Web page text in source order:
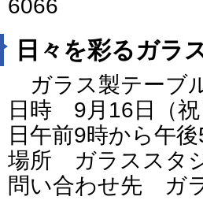
6066
日々を彩るガラ
ガラス製テーブ
日時 9月16日（祝
日午前9時から午
場所 ガラススタ
問い合わせ先 ガ